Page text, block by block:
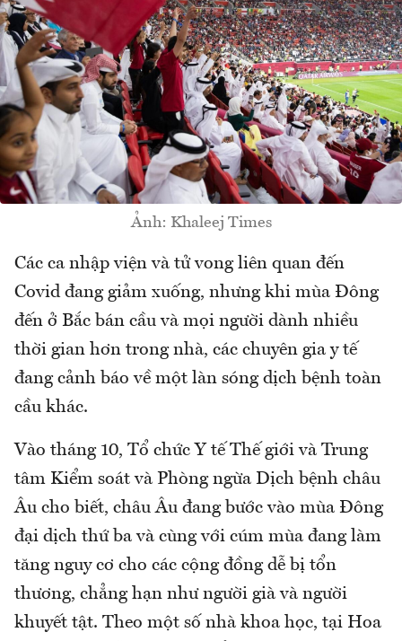
Ảnh: Khaleej Times
Các ca nhập viện và tử vong liên quan đến
Covid đang giảm xuống, nhưng khi mùa Đông
đến ở Bắc bán cầu và mọi người dành nhiều
thời gian hơn trong nhà, các chuyên gia y tế
đang cảnh báo về một làn sóng dịch bệnh toàn
cầu khác.
Vào tháng 10, Tổ chức Y tế Thế giới và Trung
tâm Kiểm soát và Phòng ngừa Dịch bệnh châu
Âu cho biết, châu Âu đang bước vào mùa Đông
đại dịch thứ ba và cùng với cúm mùa đang làm
tăng nguy cơ cho các cộng đồng dễ bị tổn
thương, chẳng hạn như người già và người
khuyết tật. Theo một số nhà khoa học, tại Hoa